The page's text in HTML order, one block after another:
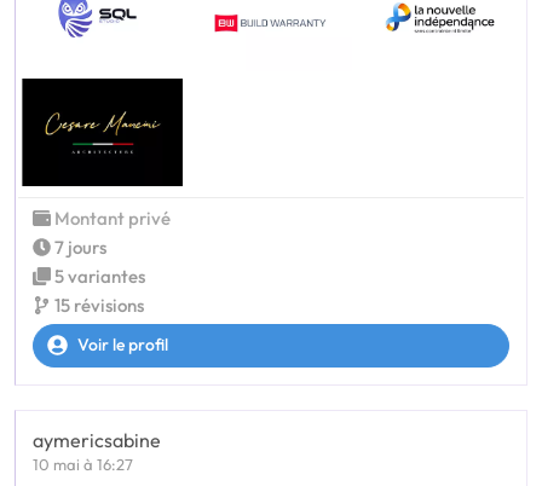
Montant privé
7 jours
5 variantes
15 révisions
Voir le profil
aymericsabine
10 mai à 16:27